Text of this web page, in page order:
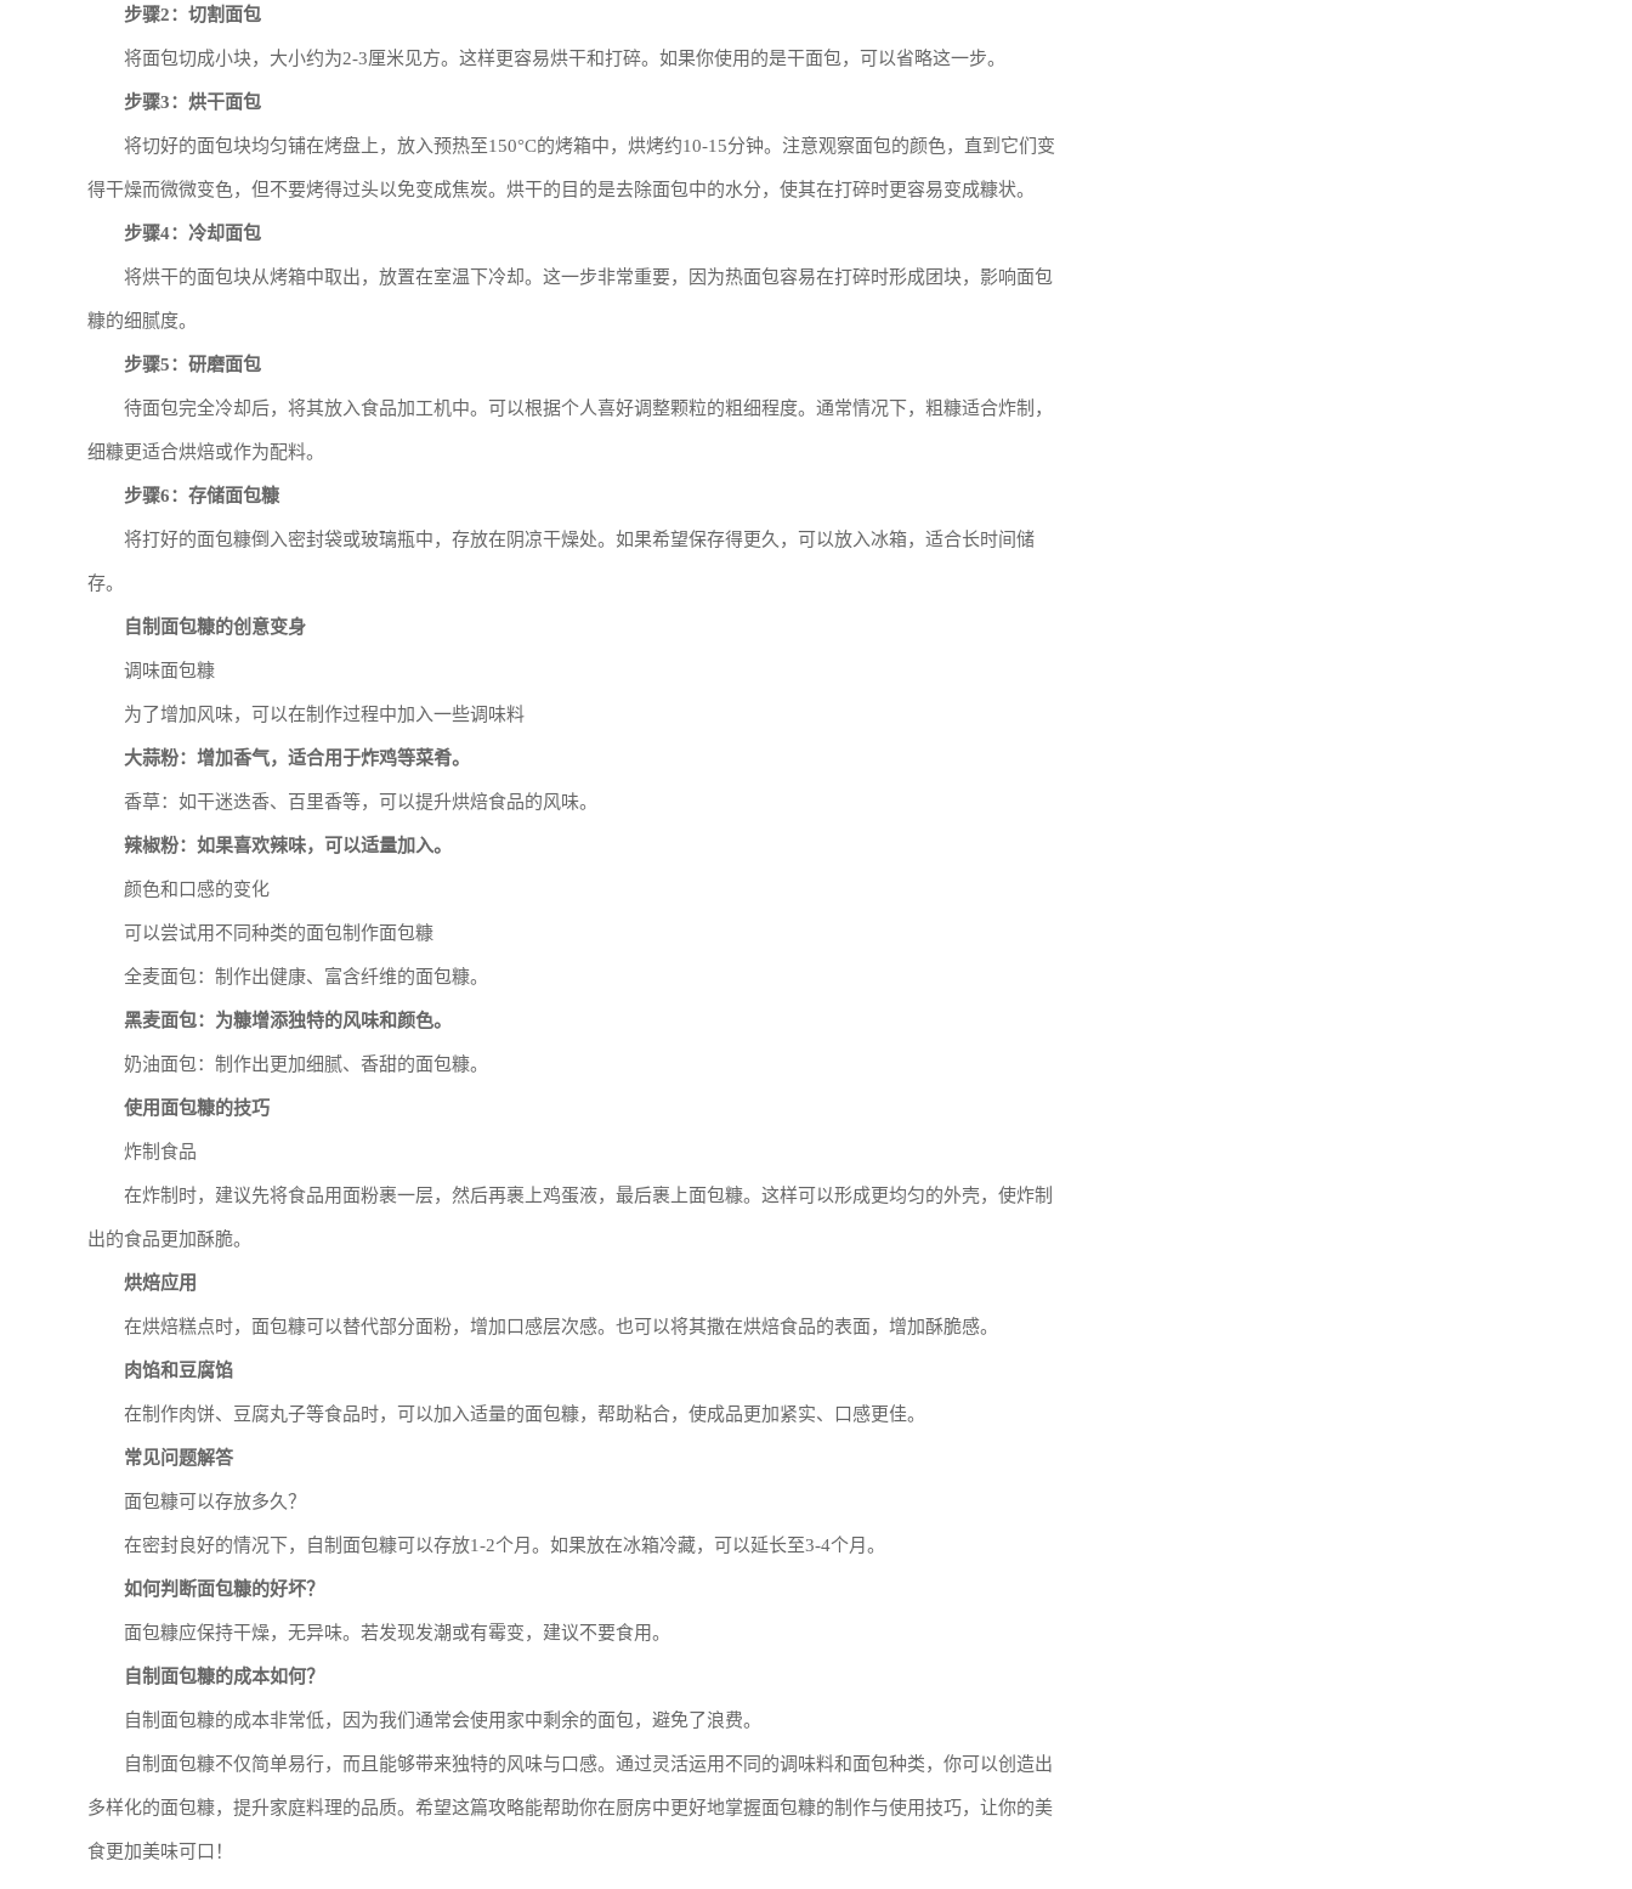
步骤2：切割面包
将面包切成小块，大小约为2-3厘米见方。这样更容易烘干和打碎。如果你使用的是干面包，可以省略这一步。
步骤3：烘干面包
将切好的面包块均匀铺在烤盘上，放入预热至150°C的烤箱中，烘烤约10-15分钟。注意观察面包的颜色，直到它们变
得干燥而微微变色，但不要烤得过头以免变成焦炭。烘干的目的是去除面包中的水分，使其在打碎时更容易变成糠状。
步骤4：冷却面包
将烘干的面包块从烤箱中取出，放置在室温下冷却。这一步非常重要，因为热面包容易在打碎时形成团块，影响面包
糠的细腻度。
步骤5：研磨面包
待面包完全冷却后，将其放入食品加工机中。可以根据个人喜好调整颗粒的粗细程度。通常情况下，粗糠适合炸制，
细糠更适合烘焙或作为配料。
步骤6：存储面包糠
将打好的面包糠倒入密封袋或玻璃瓶中，存放在阴凉干燥处。如果希望保存得更久，可以放入冰箱，适合长时间储
存。
自制面包糠的创意变身
调味面包糠
为了增加风味，可以在制作过程中加入一些调味料
大蒜粉：增加香气，适合用于炸鸡等菜肴。
香草：如干迷迭香、百里香等，可以提升烘焙食品的风味。
辣椒粉：如果喜欢辣味，可以适量加入。
颜色和口感的变化
可以尝试用不同种类的面包制作面包糠
全麦面包：制作出健康、富含纤维的面包糠。
黑麦面包：为糠增添独特的风味和颜色。
奶油面包：制作出更加细腻、香甜的面包糠。
使用面包糠的技巧
炸制食品
在炸制时，建议先将食品用面粉裹一层，然后再裹上鸡蛋液，最后裹上面包糠。这样可以形成更均匀的外壳，使炸制
出的食品更加酥脆。
烘焙应用
在烘焙糕点时，面包糠可以替代部分面粉，增加口感层次感。也可以将其撒在烘焙食品的表面，增加酥脆感。
肉馅和豆腐馅
在制作肉饼、豆腐丸子等食品时，可以加入适量的面包糠，帮助粘合，使成品更加紧实、口感更佳。
常见问题解答
面包糠可以存放多久？
在密封良好的情况下，自制面包糠可以存放1-2个月。如果放在冰箱冷藏，可以延长至3-4个月。
如何判断面包糠的好坏？
面包糠应保持干燥，无异味。若发现发潮或有霉变，建议不要食用。
自制面包糠的成本如何？
自制面包糠的成本非常低，因为我们通常会使用家中剩余的面包，避免了浪费。
自制面包糠不仅简单易行，而且能够带来独特的风味与口感。通过灵活运用不同的调味料和面包种类，你可以创造出
多样化的面包糠，提升家庭料理的品质。希望这篇攻略能帮助你在厨房中更好地掌握面包糠的制作与使用技巧，让你的美
食更加美味可口！